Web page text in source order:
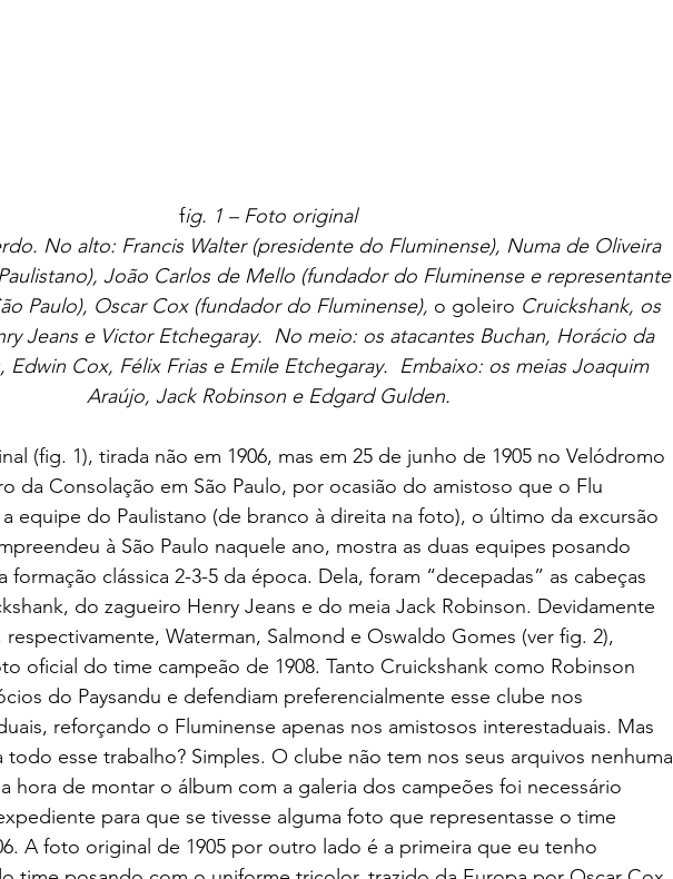
fig. 1 – Foto original
No alto: Francis Walter (presidente do Fluminense), Numa de Oliveira
João Carlos de Mello (fundador do Fluminense e representante
Paulo), Oscar Cox (fundador do Fluminense), o goleiro Cruickshank, os
Jeans e Victor Etchegaray.  No meio: os atacantes Buchan, Horácio da
Edwin Cox, Félix Frias e Emile Etchegaray.  Embaixo: os meias Joaquim
Araújo, Jack Robinson e Edgard Gulden.
da Consolação em São Paulo, por ocasião do amistoso que o Flu
equipe do Paulistano (de branco à direita na foto), o último da excursão
à São Paulo naquele ano, mostra as duas equipes posando
formação clássica 2-3-5 da época. Dela, foram “decepadas” as cabeças
do zagueiro Henry Jeans e do meia Jack Robinson. Devidamente
Waterman, Salmond e Oswaldo Gomes (ver fig. 2),
oficial do time campeão de 1908. Tanto Cruickshank como Robinson
do Paysandu e defendiam preferencialmente esse clube nos
reforçando o Fluminense apenas nos amistosos interestaduais. Mas
todo esse trabalho? Simples. O clube não tem nos seus arquivos nenhuma
hora de montar o álbum com a galeria dos campeões foi necessário
para que se tivesse alguma foto que representasse o time
A foto original de 1905 por outro lado é a primeira que eu tenho